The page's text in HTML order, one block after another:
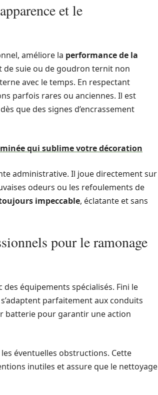
et le
améliore la performance de la
de suie ou de goudron ternit non
avec le temps. En respectant
parfois rares ou anciennes. Il est
dès que des signes d’encrassement
qui sublime votre décoration
administrative. Il joue directement sur
odeurs ou les refoulements de
impeccable, éclatante et sans
pour le ramonage
équipements spécialisés. Fini le
s’adaptent parfaitement aux conduits
batterie pour garantir une action
éventuelles obstructions. Cette
inutiles et assure que le nettoyage